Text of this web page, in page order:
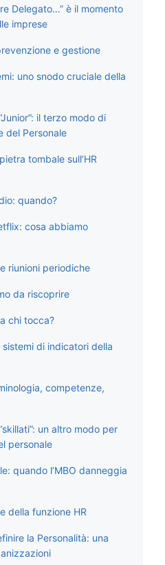
Delegato…” è il momento
imprese
e gestione
uno snodo cruciale della
il terzo modo di
del Personale
tombale sull’HR
quando?
cosa abbiamo
riunioni periodiche
da riscoprire
chi tocca?
di indicatori della
competenze,
un altro modo per
personale
quando l’MBO danneggia
della funzione HR
la Personalità: una